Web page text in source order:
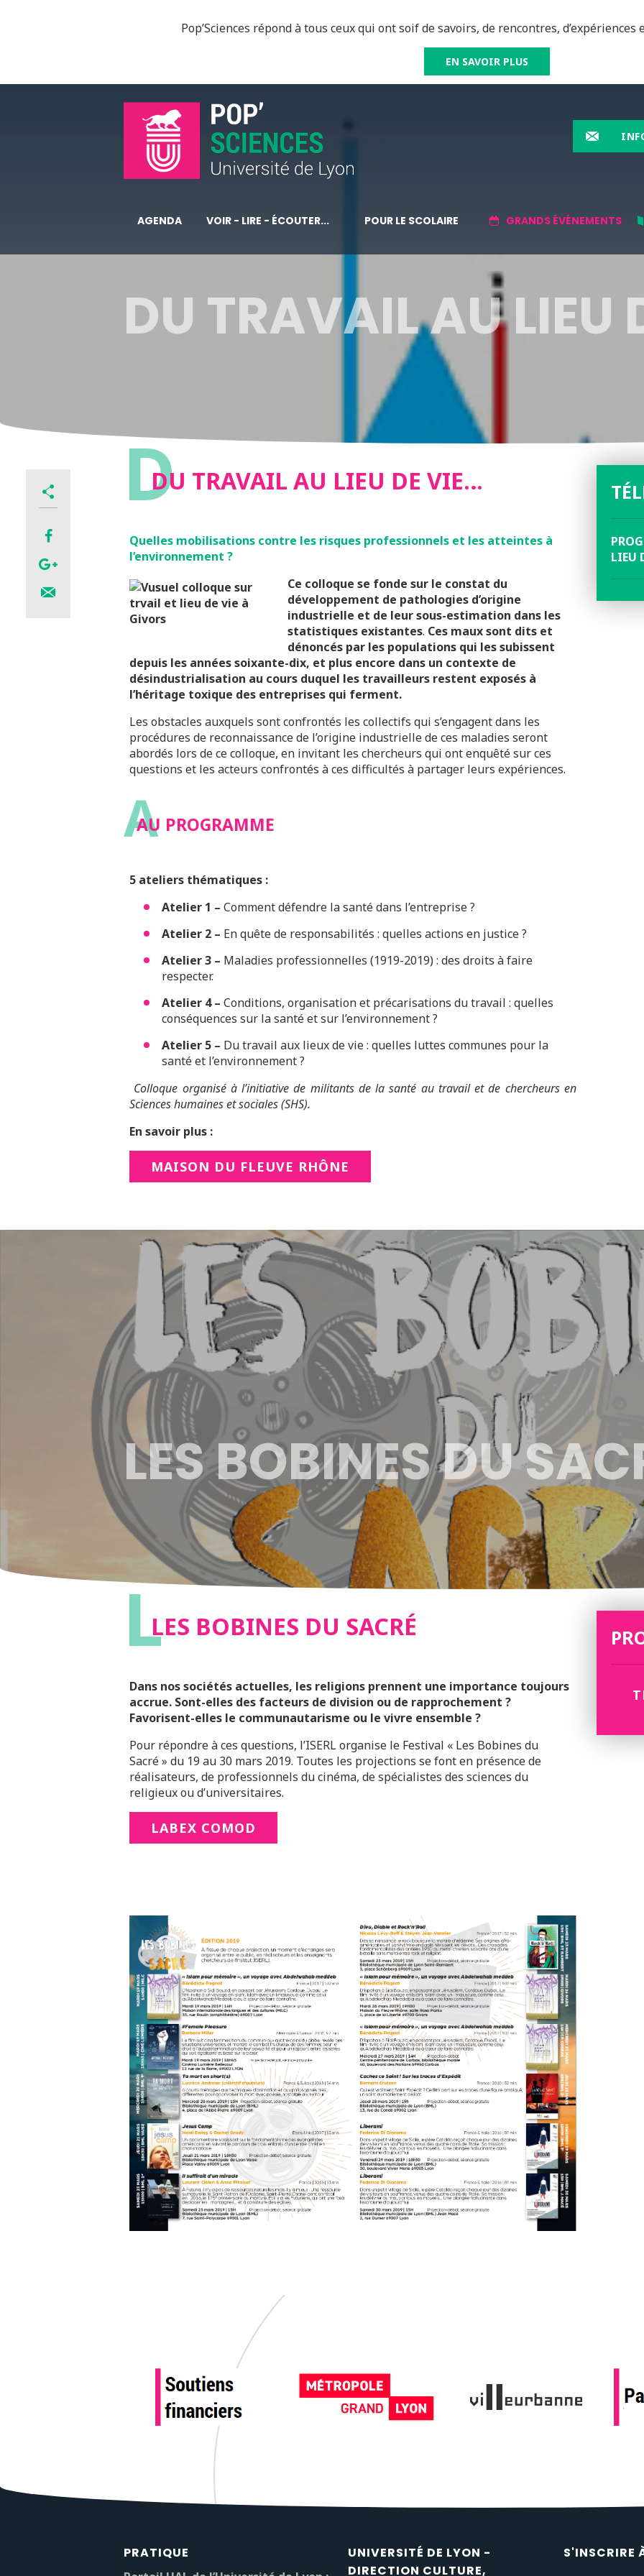
Pop’Sciences répond à tous ceux qui ont soif de savoirs, de rencontres, d’expériences
EN SAVOIR PLUS
AGENDA VOIR - LIRE - ÉCOUTER... POUR LE SCOLAIRE GRANDS ÉVÉNEMENTS
DU TRAVAIL AU LIEU
DDU TRAVAIL AU LIEU DE VIE…
Quelles mobilisations contre les risques professionnels et les atteintes à
l’environnement ?
Ce colloque se fonde sur le constat du
développement de pathologies d’origine
industrielle et de leur sous-estimation dans les
statistiques existantes. Ces maux sont dits et
dénoncés par les populations qui les subissent
depuis les années soixante-dix, et plus encore dans un contexte de
désindustrialisation au cours duquel les travailleurs restent exposés à
l’héritage toxique des entreprises qui ferment.
Les obstacles auxquels sont confrontés les collectifs qui s’engagent dans les
procédures de reconnaissance de l’origine industrielle de ces maladies seront
abordés lors de ce colloque, en invitant les chercheurs qui ont enquêté sur ces
questions et les acteurs confrontés à ces difficultés à partager leurs expériences.
A
AU PROGRAMME
5 ateliers thématiques :
Atelier 1 – Comment défendre la santé dans l’entreprise ?
Atelier 2 – En quête de responsabilités : quelles actions en justice ?
Atelier 3 – Maladies professionnelles (1919-2019) : des droits à faire
respecter.
Atelier 4 – Conditions, organisation et précarisations du travail : quelles
conséquences sur la santé et sur l’environnement ?
Atelier 5 – Du travail aux lieux de vie : quelles luttes communes pour la
santé et l’environnement ?
Colloque organisé à l’initiative de militants de la santé au travail et de chercheurs en
Sciences humaines et sociales (SHS).
En savoir plus :
MAISON DU FLEUVE RHÔNE
LIEU
LES BOBINES DU
LLES BOBINES DU SACRÉ
Dans nos sociétés actuelles, les religions prennent une importance toujours
accrue. Sont-elles des facteurs de division ou de rapprochement ?
Favorisent-elles le communautarisme ou le vivre ensemble ?
Pour répondre à ces questions, l’ISERL organise le Festival « Les Bobines du
Sacré » du 19 au 30 mars 2019. Toutes les projections se font en présence de
réalisateurs, de professionnels du cinéma, de spécialistes des sciences du
religieux ou d’universitaires.
LABEX COMOD
PRATIQUE
UNIVERSITÉ DE LYON -
DIRECTION CULTURE,
S'INSCRIRE